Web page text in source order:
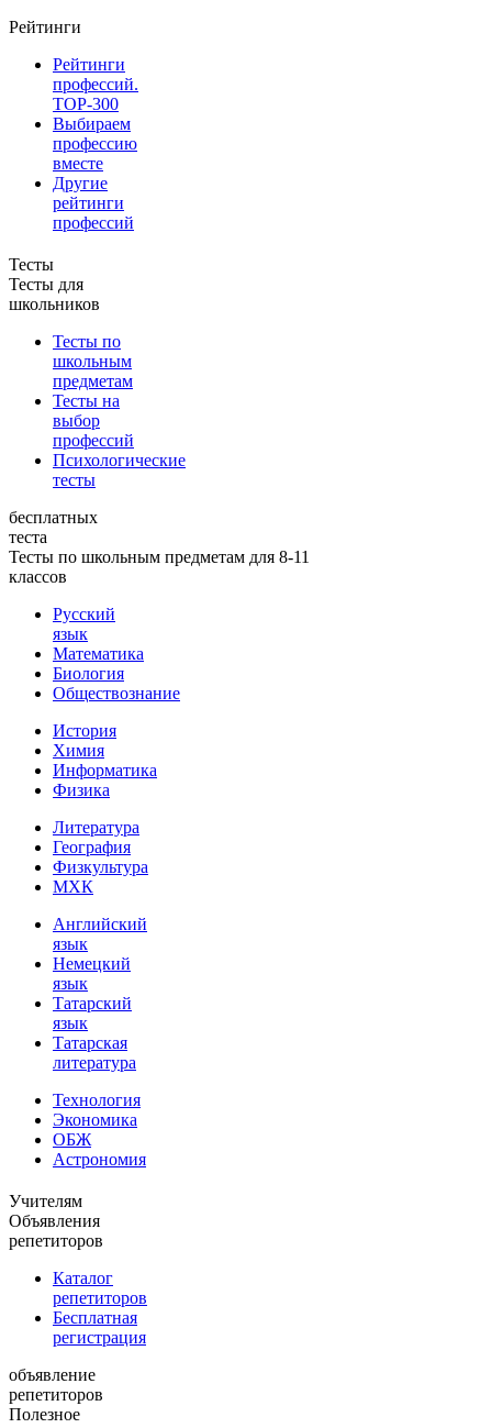
Рейтинги
Рейтинги
профессий.
TOP-300
Выбираем
профессию
вместе
Другие
рейтинги
профессий
Тесты
Тесты для
школьников
Тесты по
школьным
предметам
Тесты на
выбор
профессий
Психологические
тесты
бесплатных
теста
Тесты по школьным предметам для 8-11
классов
Русский
язык
Математика
Биология
Обществознание
История
Химия
Информатика
Физика
Литература
География
Физкультура
МХК
Английский
язык
Немецкий
язык
Татарский
язык
Татарская
литература
Технология
Экономика
ОБЖ
Астрономия
Учителям
Объявления
репетиторов
Каталог
репетиторов
Бесплатная
регистрация
объявление
репетиторов
Полезное